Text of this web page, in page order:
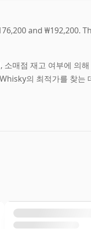
and ₩192,200.
매점 재고 여부에 의
의 최적가를 찾는